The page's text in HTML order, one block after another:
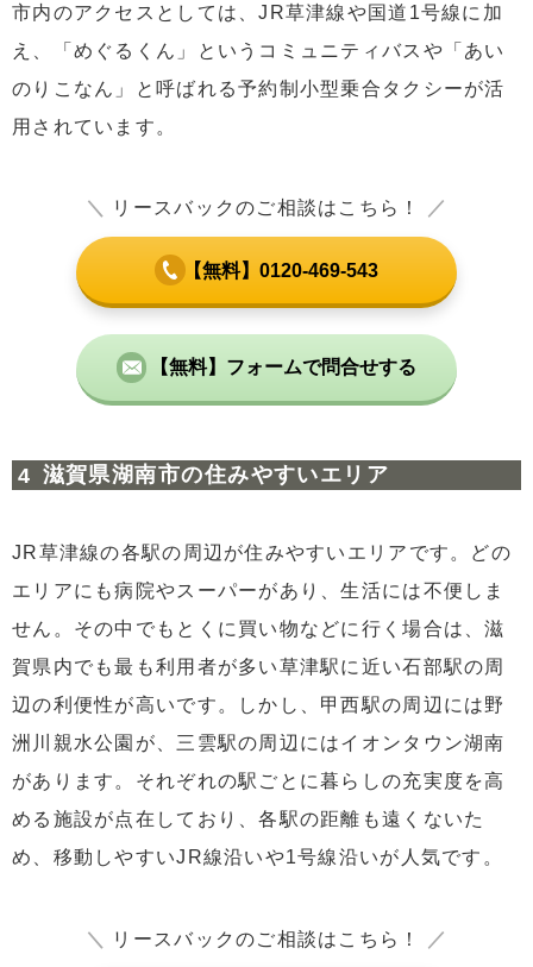
市内のアクセスとしては、JR草津線や国道1号線に加
え、「めぐるくん」というコミュニティバスや「あい
のりこなん」と呼ばれる予約制小型乗合タクシーが活
用されています。
＼ リースバックのご相談はこちら！ ／
【無料】0120-469-543
【無料】フォームで問合せする
滋賀県湖南市の住みやすいエリア
JR草津線の各駅の周辺が住みやすいエリアです。どの
エリアにも病院やスーパーがあり、生活には不便しま
せん。その中でもとくに買い物などに行く場合は、滋
賀県内でも最も利用者が多い草津駅に近い石部駅の周
辺の利便性が高いです。しかし、甲西駅の周辺には野
洲川親水公園が、三雲駅の周辺にはイオンタウン湖南
があります。それぞれの駅ごとに暮らしの充実度を高
める施設が点在しており、各駅の距離も遠くないた
め、移動しやすいJR線沿いや1号線沿いが人気です。
＼ リースバックのご相談はこちら！ ／